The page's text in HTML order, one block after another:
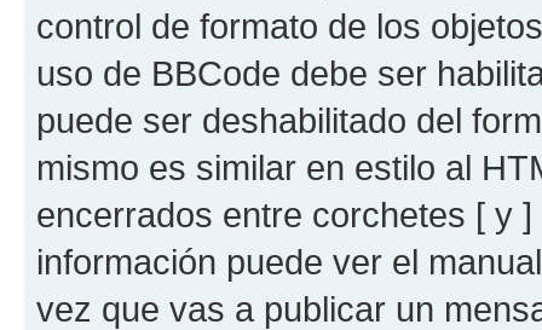
control de formato de los
uso de BBCode debe ser
puede ser deshabilitado del
mismo es similar en estilo al
encerrados entre corchetes [ y
información puede ver el
vez que vas a publicar un